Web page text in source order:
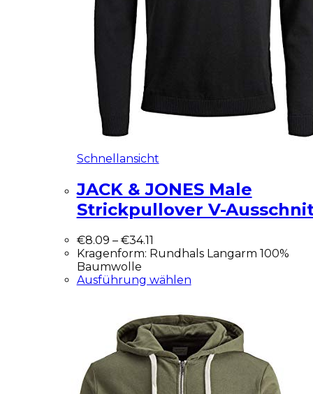
Schnellansicht
JACK & JONES Male
Strickpullover V-
€8.09 – €34.11
Kragenform: Rundhals Langarm 100%
Baumwolle
Ausführung wählen